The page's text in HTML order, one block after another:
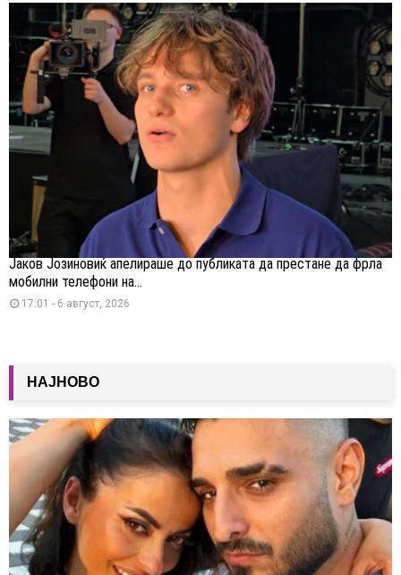
Јаков Јозиновиќ апелираше до публиката да престане да фрла
мобилни телефони на...
17:01 - 6 август, 2026
НАЈНОВО